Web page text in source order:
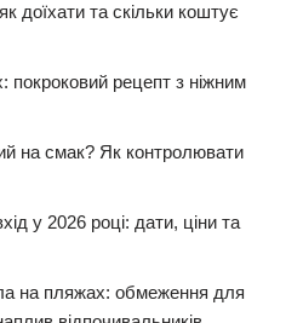
доїхати та скільки коштує
рецепт з ніжним
на смак? Як контролювати
у 2026 році: дати, ціни та
на пляжах: обмеження для